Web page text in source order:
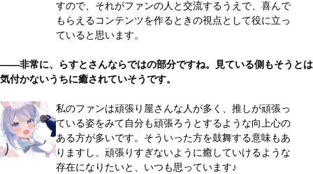
すので、それがファンの人と交流するうえで、喜んで
もらえるコンテンツを作るときの視点として役に立っ
ていると思います。
――非常に、らすとさんならではの部分ですね。見ている側もそうとは
気付かないうちに癒されていそうです。
私のファンは頑張り屋さんな人が多く、推しが頑張っ
ている姿をみて自分も頑張ろうとするような向上心の
ある方が多いです。そういった方を鼓舞する意味もあ
りますし、頑張りすぎないように癒していけるような
存在になりたいと、いつも思っています♪